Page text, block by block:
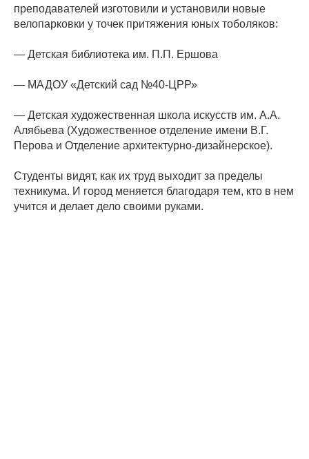
преподавателей изготовили и установили новые
велопарковки у точек притяжения юных тоболяков:
— Детская библиотека им. П.П. Ершова
— МАДОУ «Детский сад №40-ЦРР»
— Детская художественная школа искусств им. А.А.
Алябьева (Художественное отделение имени В.Г.
Перова и Отделение архитектурно-дизайнерское).
Студенты видят, как их труд выходит за пределы
техникума. И город меняется благодаря тем, кто в нем
учится и делает дело своими руками.